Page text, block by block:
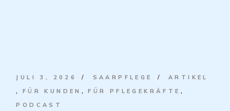
JULI 3, 2026 SAARPFLEGE
ARTIKEL
FÜR KUNDEN
FÜR PFLEGEKRÄFTE
PODCAST